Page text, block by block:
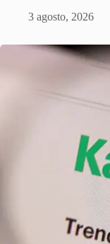
3 agosto, 2026